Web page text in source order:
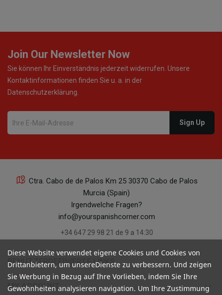
Join Our Newsletter Now
Sie können Ihr Einverständnis jederzeit widerrufen. Unsere
Kontaktinformationen finden Sie u. a. in der
Datenschutzerklärung.
Ctra. Cabo de de Palos Km 25 30370 Cabo de Palos
Murcia (Spain)
Irgendwelche Fragen?
info@yourspanishcorner.com
+34 647 29 98 21 de 9 a 14:30
BENUTZERDEFINIERTE LINKS keyboard_arrow_down
MY ACCOUNT keyboard_arrow_down
Diese Website verwendet eigene Cookies und Cookies von
Drittanbietern, um unsereDienste zu verbessern. Und zeigen
Sie Werbung in Bezug auf Ihre Vorlieben, indem Sie Ihre
Gewohnheiten analysieren navigation. Um Ihre Zustimmung